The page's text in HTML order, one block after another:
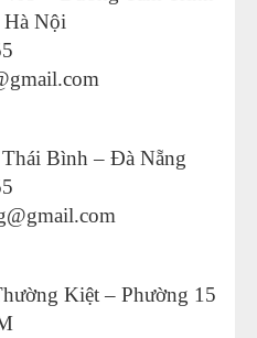
Nội
Bình – Đà Nẵng
Kiệt – Phường 15